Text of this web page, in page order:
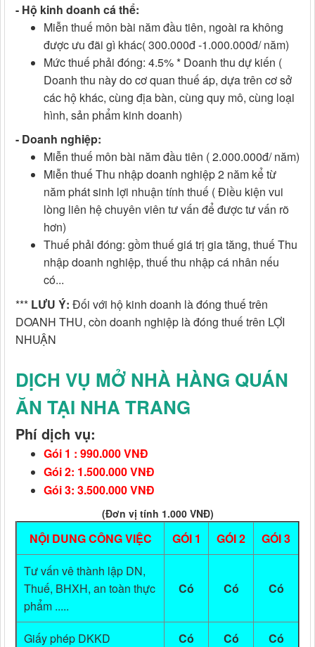
- Hộ kinh doanh cá thể:
Miễn thuế môn bài năm đầu tiên, ngoài ra không
được ưu đãi gì khác( 300.000đ -1.000.000đ/ năm)
Mức thuế phải đóng: 4.5% * Doanh thu dự kiến (
Doanh thu này do cơ quan thuế áp, dựa trên cơ sở
các hộ khác, cùng địa bàn, cùng quy mô, cùng loại
hình, sản phẩm kinh doanh)
- Doanh nghiệp:
Miễn thuế môn bài năm đầu tiên ( 2.000.000đ/ năm)
Miễn thuế Thu nhập doanh nghiệp 2 năm kể từ
năm phát sinh lợi nhuận tính thuế ( Điều kiện vui
lòng liên hệ chuyên viên tư vấn để được tư vấn rõ
hơn)
Thuế phải đóng: gồm thuế giá trị gia tăng, thuế Thu
nhập doanh nghiệp, thuế thu nhập cá nhân nếu
có...
*** LƯU Ý: Đối với hộ kinh doanh là đóng thuế trên
DOANH THU, còn doanh nghiệp là đóng thuế trên LỢI
NHUẬN
DỊCH VỤ MỞ NHÀ HÀNG QUÁN
ĂN TẠI NHA TRANG
Phí dịch vụ:
Gói 1 : 990.000 VNĐ
Gói 2: 1.500.000 VNĐ
Gói 3: 3.500.000 VNĐ
(Đơn vị tính 1.000 VNĐ)
NỘI DUNG CÔNG VIỆC GÓI 1 GÓI 2
GÓI 3
Tư vấn vê thành lập DN,
Thuế, BHXH, an toàn thực
phẩm .....
Có Có Có
Giấy phép DKKD Có Có
Có